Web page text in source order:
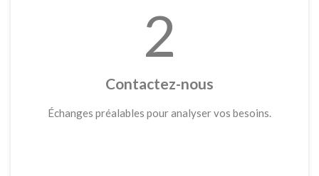
2
Contactez-nous
Échanges préalables pour analyser vos besoins.